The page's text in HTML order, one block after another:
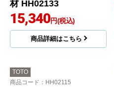
商品コード：TN111L37